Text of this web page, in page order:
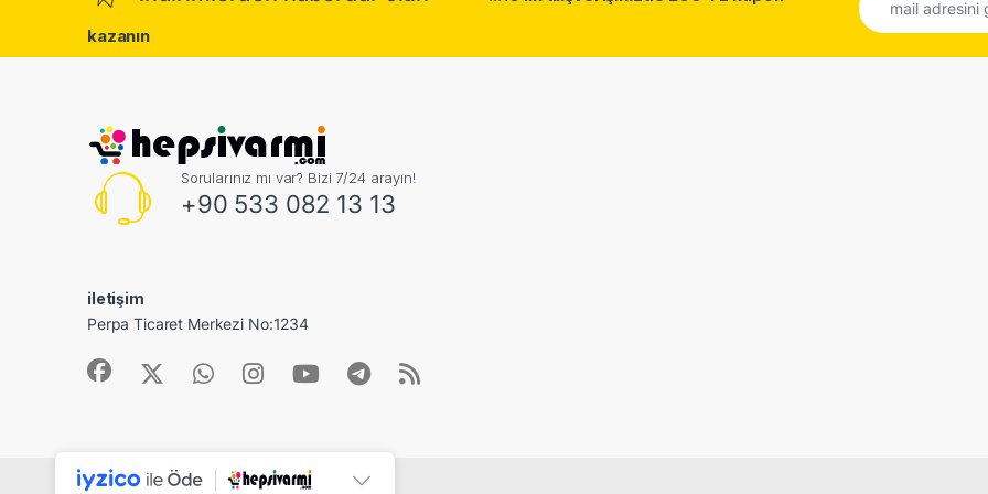
kazanın
Sorularınız mı var? Bizi 7/24 arayın!
+90 533 082 13 13
iletişim
Perpa Ticaret Merkezi No:1234
©Dijital ID Bilişiim- All Rights Reserved